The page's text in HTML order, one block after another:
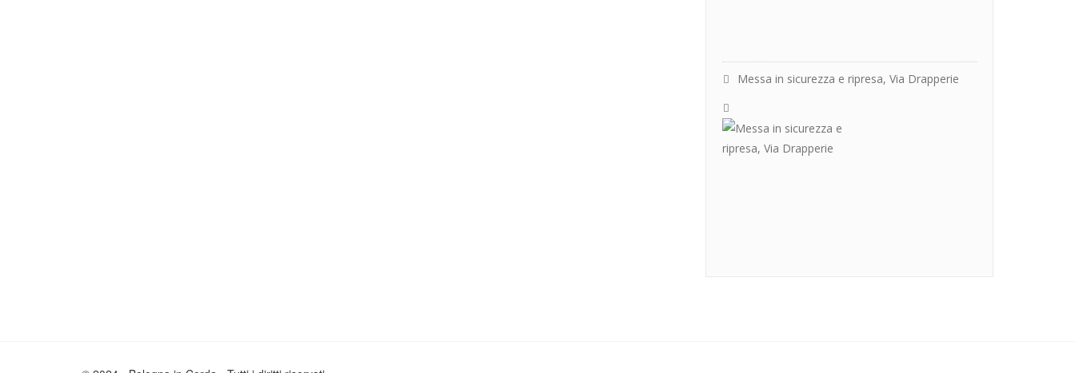
Messa in sicurezza e ripresa, Via Drapperie